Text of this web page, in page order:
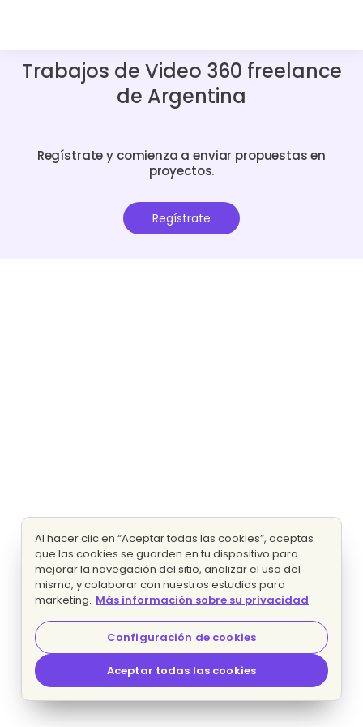
Trabajos de Video 360 freelance
de Argentina
Regístrate y comienza a enviar propuestas en
proyectos.
Regístrate
Al hacer clic en “Aceptar todas las cookies”, aceptas
que las cookies se guarden en tu dispositivo para
mejorar la navegación del sitio, analizar el uso del
mismo, y colaborar con nuestros estudios para
marketing. Más información sobre su privacidad
Configuración de cookies
Aceptar todas las cookies